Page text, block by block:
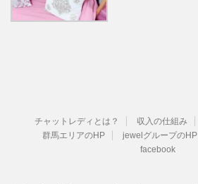
チャットレディとは？ 収入の仕組み
群馬エリアのHP
jewelグループのHP
facebook